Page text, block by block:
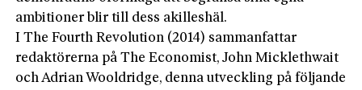
ambitioner blir till dess akilleshäl.
I The Fourth Revolution (2014) sammanfattar
redaktörerna på The Economist, John Micklethwait
och Adrian Wooldridge, denna utveckling på följande